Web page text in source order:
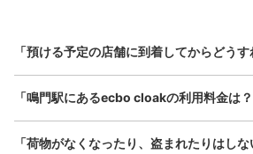
¥800/ 日
器、ベビーカーなど）
「預ける予定の店舗に到着してからどう
「鳴門駅にあるecbo cloakの利用料金は？
「荷物がなくなったり、盗まれたりはしな